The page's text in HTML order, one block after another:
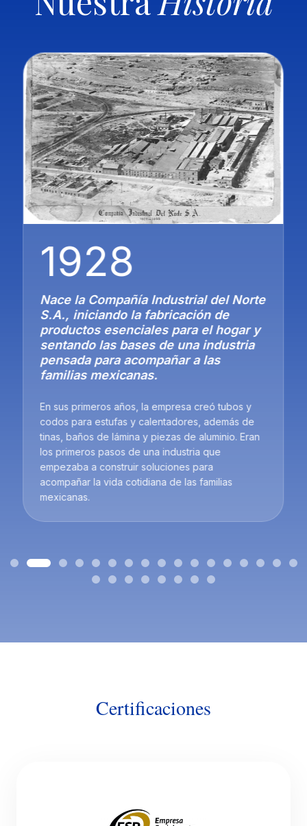
1928
Nace la Compañía Industrial del Norte
S.A., iniciando la fabricación de
productos esenciales para el hogar y
sentando las bases de una industria
pensada para acompañar a las
familias mexicanas.
En sus primeros años, la empresa creó tubos y
codos para estufas y calentadores, además de
tinas, baños de lámina y piezas de aluminio. Eran
los primeros pasos de una industria que
empezaba a construir soluciones para
acompañar la vida cotidiana de las familias
mexicanas.
Certificaciones